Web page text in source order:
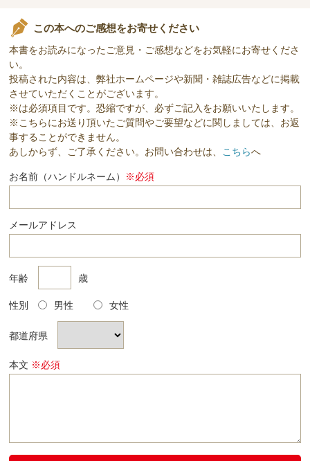
この本へのご感想をお寄せください
本書をお読みになったご意見・ご感想などをお気軽にお寄せくださ
い。
投稿された内容は、弊社ホームページや新聞・雑誌広告などに掲載
させていただくことがございます。
※は必須項目です。恐縮ですが、必ずご記入をお願いいたします。
※こちらにお送り頂いたご質問やご要望などに関しましては、お返
事することができません。
あしからず、ご了承ください。お問い合わせは、 こちらへ
お名前（ハンドルネーム） ※必須
メールアドレス
年齢 歳
性別 男性 女性
都道府県
本文 ※必須